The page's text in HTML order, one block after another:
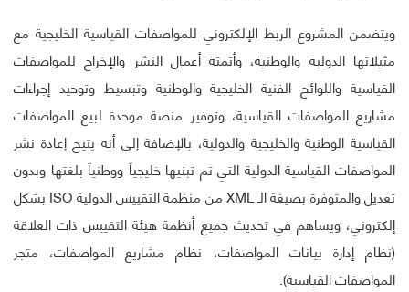
ويتضمن المشروع الربط الإلكتروني للمواصفات القياسية الخليجية مع
مثيلاتها الدولية والوطنية، وأتمتة أعمال النشر والإخراج للمواصفات
القياسية واللوائح الفنية الخليجية والوطنية وتبسيط وتوحيد إجراءات
مشاريع المواصفات القياسية، وتوفير منصة موحدة لبيع المواصفات
القياسية الوطنية والخليجية والدولية، بالإضافة إلى أنه يتيح إعادة نشر
المواصفات القياسية الدولية التي تم تبنيها خليجياً ووطنياً بلغتها وبدون
تعديل والمتوفرة بصيغة الـ XML من منظمة التقييس الدولية ISO بشكل
إلكتروني، ويساهم في تحديث جميع أنظمة هيئة التقييس ذات العلاقة
(نظام إدارة بيانات المواصفات، نظام مشاريع المواصفات، متجر
المواصفات القياسية).